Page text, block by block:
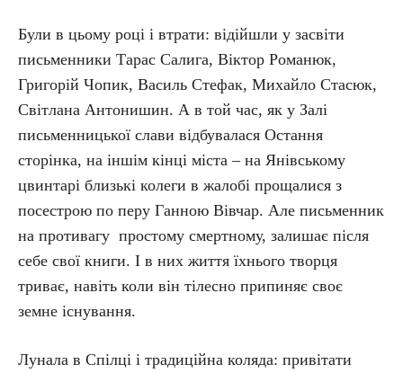
Були в цьому році і втрати: відійшли у засвіти
письменники Тарас Салига, Віктор Романюк,
Григорій Чопик, Василь Стефак, Михайло Стасюк,
Світлана Антонишин. А в той час, як у Залі
письменницької слави відбувалася Остання
сторінка, на іншім кінці міста – на Янівському
цвинтарі близькі колеги в жалобі прощалися з
посестрою по перу Ганною Вівчар. Але письменник
на противагу простому смертному, залишає після
себе свої книги. І в них життя їхнього творця
триває, навіть коли він тілесно припиняє своє
земне існування.
Лунала в Спілці і традиційна коляда: привітати